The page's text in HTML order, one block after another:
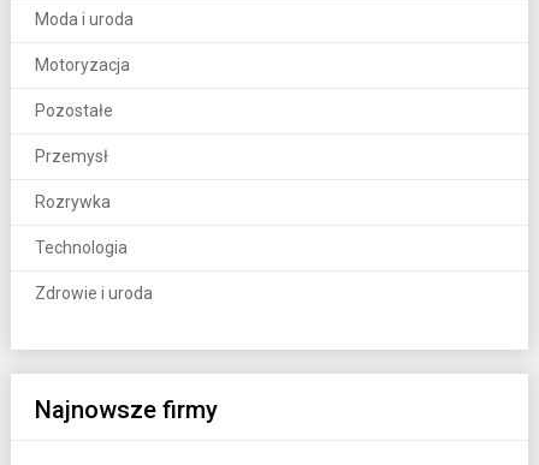
Moda i uroda
Motoryzacja
Pozostałe
Przemysł
Rozrywka
Technologia
Zdrowie i uroda
Najnowsze firmy